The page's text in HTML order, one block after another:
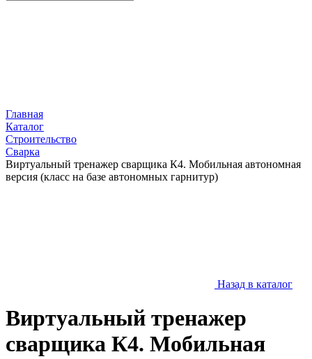
Главная
Каталог
Строительство
Сварка
Виртуальный тренажер сварщика К4. Мобильная автономная
версия (класс на базе автономных гарнитур)
Назад в каталог
Виртуальный тренажер
сварщика К4. Мобильная